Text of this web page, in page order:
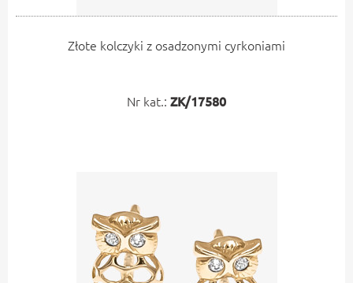
Złote kolczyki z osadzonymi cyrkoniami
Nr kat.: ZK/17580